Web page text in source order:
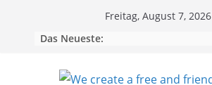
Freitag, August 7, 2026
Das Neueste: